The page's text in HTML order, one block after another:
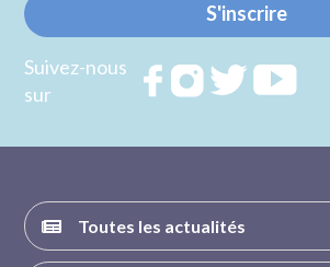
S'inscrire
Suivez-nous
sur
RejoignezRejoignezRejoignez
Toutes les actualités